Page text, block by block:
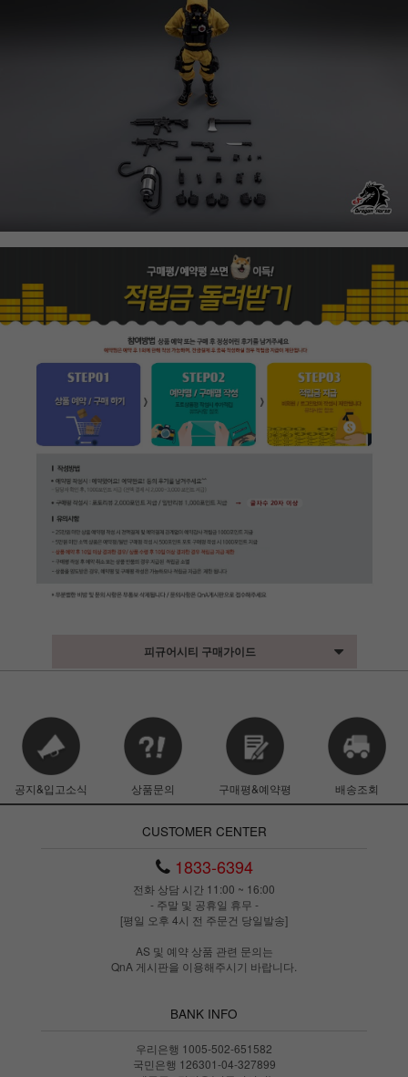
피규어시티 구매가이드
공지&입고소식 상품문의 구매평&예약평 배송조회
CUSTOMER CENTER
1833-6394
전화 상담 시간 11:00 ~ 16:00
- 주말 및 공휴일 휴무 -
[평일 오후 4시 전 주문건 당일발송]
AS 및 예약 상품 관련 문의는
QnA 게시판을 이용해주시기 바랍니다.
BANK INFO
우리은행 1005-502-651582
국민은행 126301-04-327899